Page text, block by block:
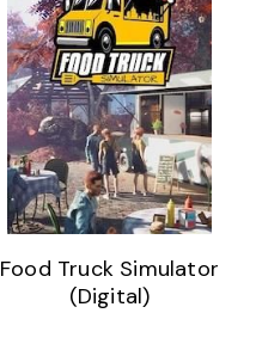
Food Truck Simulator
(Digital)